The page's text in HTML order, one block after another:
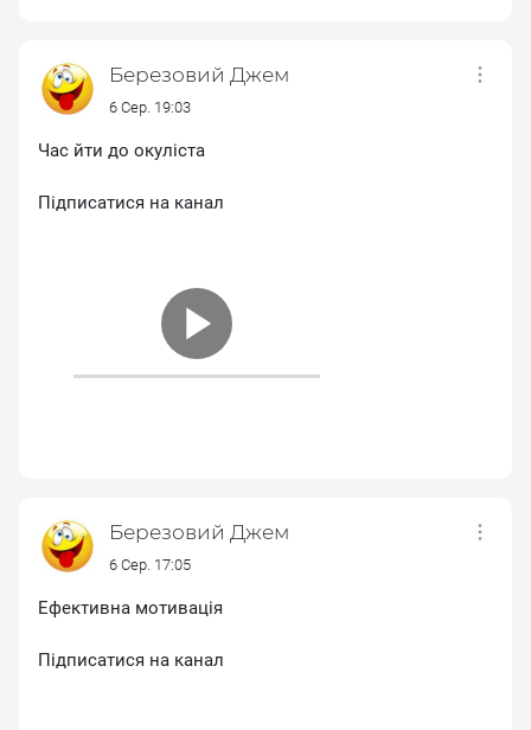
Березовий Джем
6 Сер. 19:03
Час йти до окуліста
Підписатися на канал
Березовий Джем
6 Сер. 17:05
Ефективна мотивація
Підписатися на канал